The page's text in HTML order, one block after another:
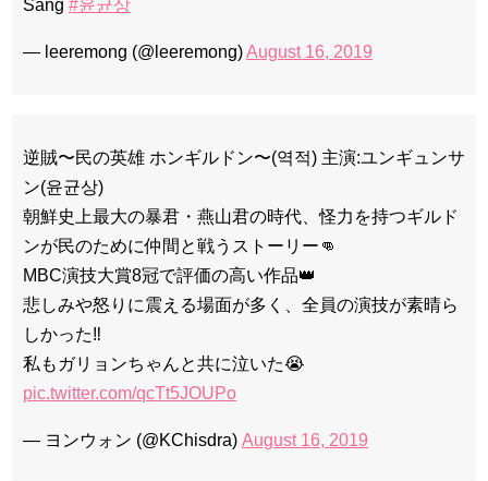
Sang #윤균상
— leeremong (@leeremong)August 16, 2019
逆賊〜民の英雄 ホンギルドン〜(역적) 主演:ユンギュンサ
ン(윤균상)
朝鮮史上最大の暴君・燕山君の時代、怪力を持つギルド
ンが民のために仲間と戦うストーリー👊
MBC演技大賞8冠で評価の高い作品👑
悲しみや怒りに震える場面が多く、全員の演技が素晴ら
しかった‼️
私もガリョンちゃんと共に泣いた😭
pic.twitter.com/qcTt5JOUPo
— ヨンウォン (@KChisdra) August 16, 2019